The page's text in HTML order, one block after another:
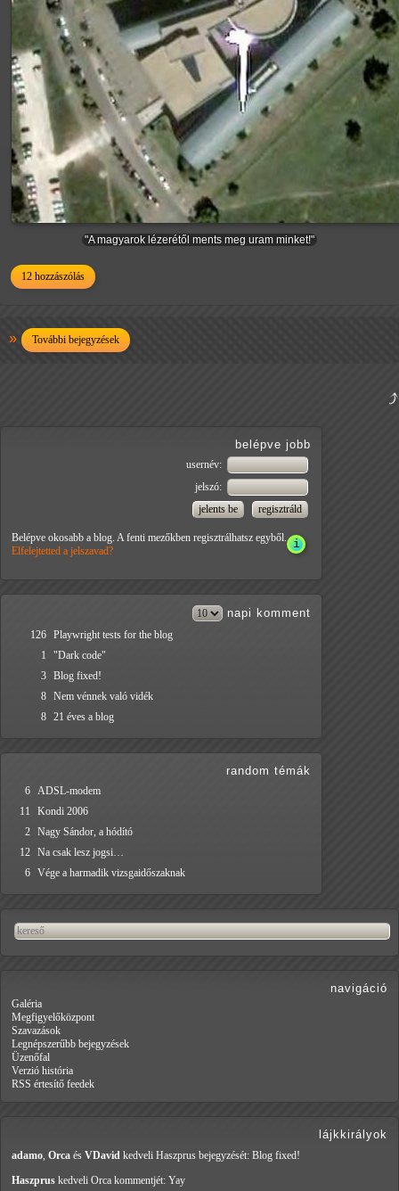
"A magyarok lézerétől ments meg uram minket!"
12 hozzászólás
További bejegyzések
belépve jobb
usernév:
jelszó:
Belépve okosabb a blog. A fenti mezőkben regisztrálhatsz egyből.
Elfelejtetted a jelszavad?
napi komment
126 Playwright tests for the blog
1
"Dark code"
3 Blog fixed!
8 Nem vénnek való vidék
8 21 éves a blog
random témák
6
ADSL-modem
11
Kondi 2006
2 Nagy Sándor, a hódító
12 Na csak lesz jogsi…
6 Vége a harmadik vizsgaidőszaknak
navigáció
Galéria
Megfigyelőközpont
Szavazások
Legnépszerűbb bejegyzések
Üzenőfal
Verzió história
RSS értesítő feedek
lájkkirályok
adamo Orca és VDavid kedveli Haszprus bejegyzését: Blog fixed!
Haszprus kedveli Orca kommentjét: Yay